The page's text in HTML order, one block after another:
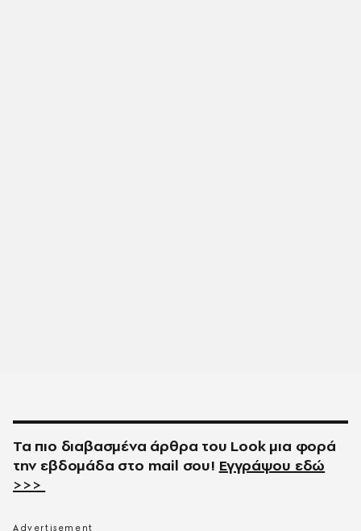
Τα πιο διαβασμένα άρθρα του Look μια φορά
την εβδομάδα στο mail σου! Εγγράψου εδώ
>>>